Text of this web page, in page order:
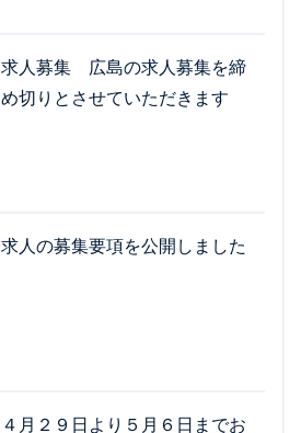
求人募集 広島の求人募集を締
め切りとさせていただきます
求人の募集要項を公開しました
４月２９日より５月６日までお